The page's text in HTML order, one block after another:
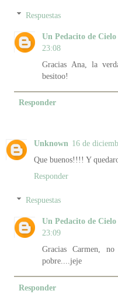
Respuestas
Un Pedacito de Cielo
23:08
Gracias Ana, la
besitoo!
Responder
Unknown 16 de
Que buenos!!!! Y
Responder
Respuestas
Un Pedacito de Cielo
23:09
Gracias Carmen,
pobre....jeje
Responder